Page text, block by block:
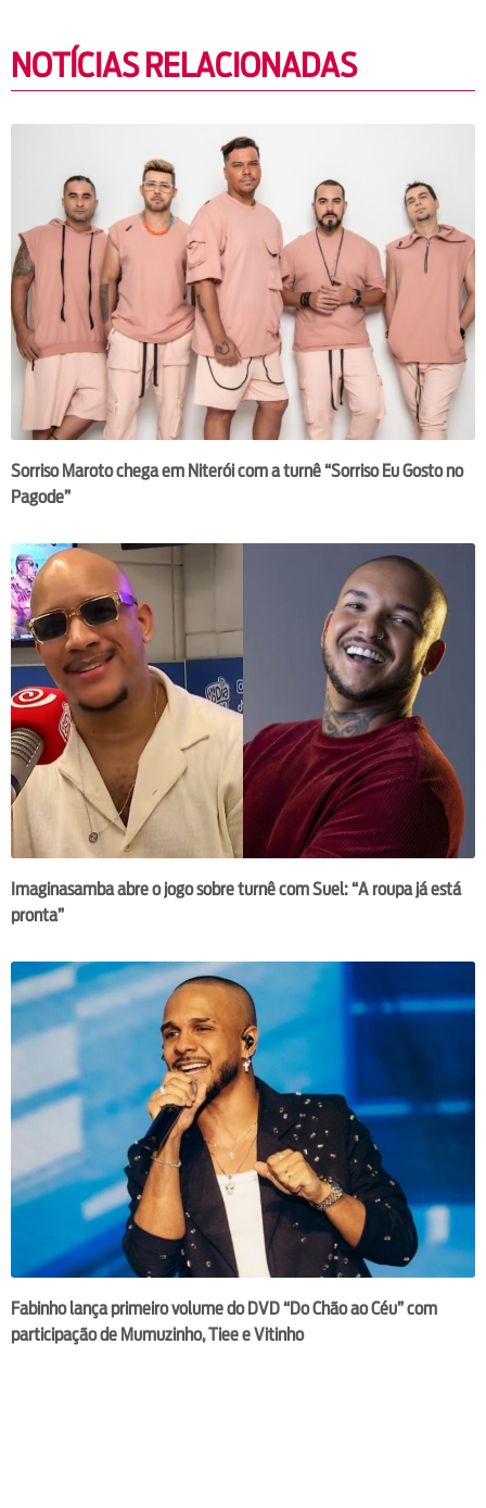
NOTÍCIAS RELACIONADAS
Sorriso Maroto chega em Niterói com a turnê “Sorriso Eu Gosto no
Pagode”
Imaginasamba abre o jogo sobre turnê com Suel: “A roupa já está
pronta”
Fabinho lança primeiro volume do DVD “Do Chão ao Céu” com
participação de Mumuzinho, Tiee e Vitinho